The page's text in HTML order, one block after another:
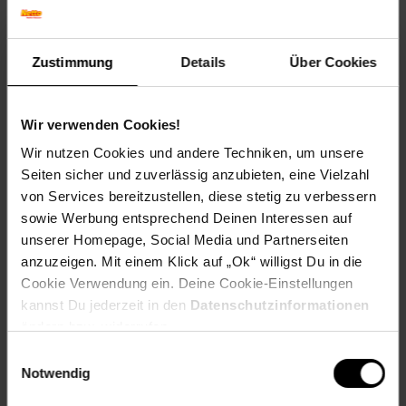
Zustimmung Details Über Cookies
Wir verwenden Cookies!
Wir nutzen Cookies und andere Techniken, um unsere
Seiten sicher und zuverlässig anzubieten, eine Vielzahl
von Services bereitzustellen, diese stetig zu verbessern
sowie Werbung entsprechend Deinen Interessen auf
unserer Homepage, Social Media und Partnerseiten
anzuzeigen. Mit einem Klick auf „Ok“ willigst Du in die
Cookie Verwendung ein. Deine Cookie-Einstellungen
kannst Du jederzeit in den Datenschutzinformationen
Notwendig
Herbstfärbung: Verliert Laub ohne Färbung
Blütenfarbe: Gelb
Winterfarbe: Verblasst, bleibt halbschattig
Geschmack: X
Standort und Pflege
Standortempfehlung: Sonnig, windgeschützt
Pflegeaufwand: Wenig,Mittel
Lichtbedarf: Sonnig-Halbschattig
Rückschnitt: Rückschnitt im Spätwinter
Schnittverträglichkeit: Gut
Bodenansprüche: humos und durchlässig
Nährstoffgehalt: Mittel
Frosthärte: bis -28 °C
Eigenschaften